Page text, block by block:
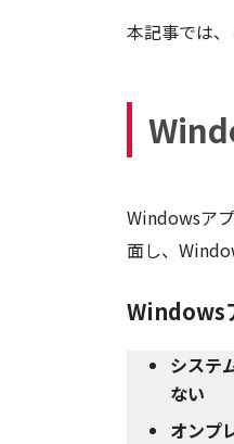
本記事では
Windowsア
面し、
Windows
システ
ない
オンプ